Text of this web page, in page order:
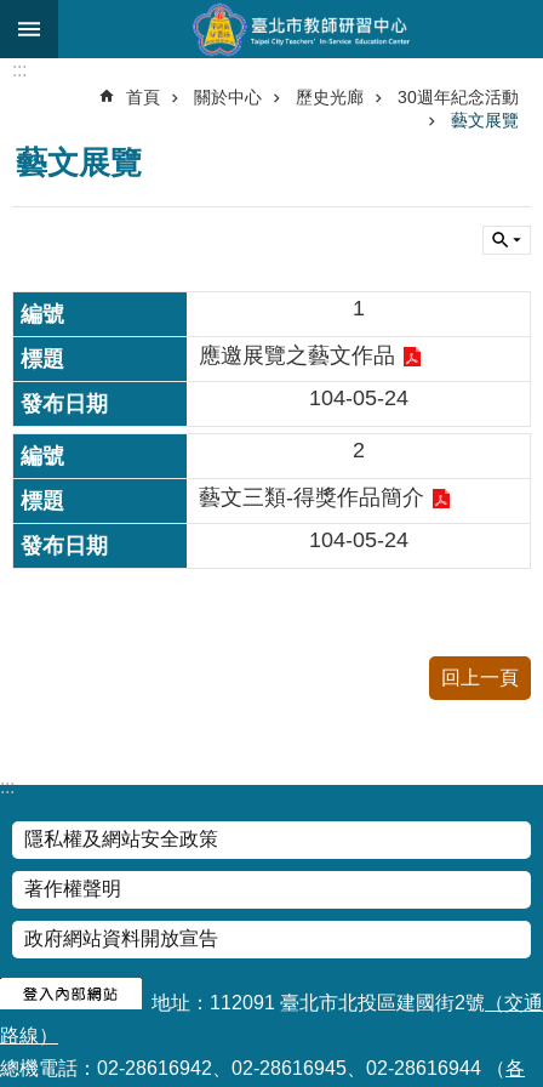
跳到主要內容區塊
尋
關
心
研
究
發
展
研
習
進
修
務
教
學
資
源
政
府
訊
:::
首頁 關於中心 歷史光廊
30週年紀念活動
藝文展覽
藝文展覽
1
應邀展覽之藝文作品
104-05-24
2
藝文三類-得獎作品簡介
104-05-24
回上一頁
:::
隱私權及網站安全政策
著作權聲明
政府網站資料開放宣告
地址：112091 臺北市北投區建國街2號 （交通
路線）
總機電話：02-28616942、02-28616945、02-28616944 （各